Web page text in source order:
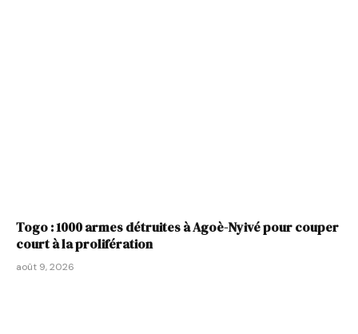
Togo : 1000 armes détruites à Agoè-Nyivé pour couper
court à la prolifération
août 9, 2026